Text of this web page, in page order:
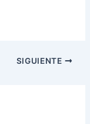
SIGUIENTE